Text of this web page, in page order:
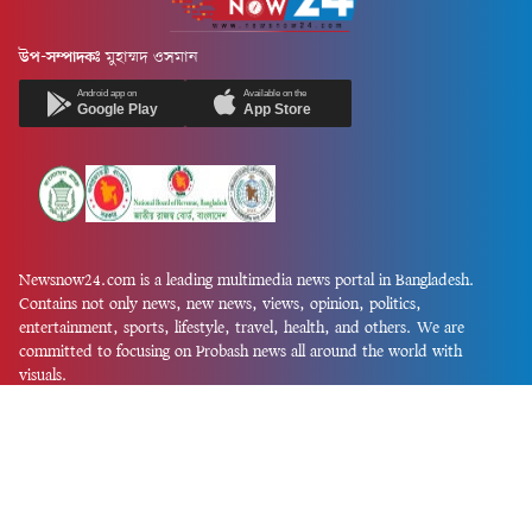
উপ-সম্পাদকঃ মুহাম্মদ ওসমান
Android app on
Google Play
Available on the
App Store
Newsnow24.com is a leading multimedia news portal in Bangladesh.
Contains not only news, new news, views, opinion, politics,
entertainment, sports, lifestyle, travel, health, and others. We are
committed to focusing on Probash news all around the world with
visuals.